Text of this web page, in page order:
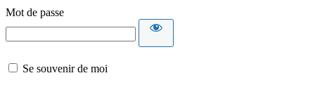
Mot de passe
Se souvenir de moi